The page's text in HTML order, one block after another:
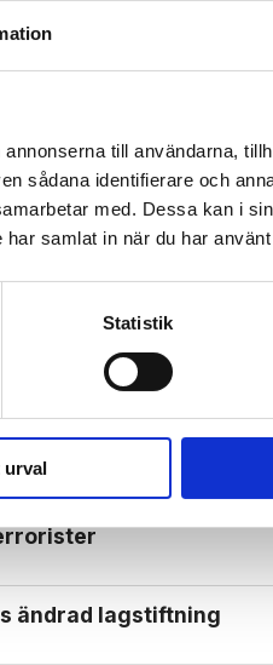
till användarna,
sådana identifierare och
med. Dessa kan i
samlat in när du har
Statistik
urvalgräv­skopor
ändrad lagstiftning